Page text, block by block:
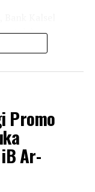
diberkahi
menunaikan
0
bersama-
nyaman, dan
hadir dengan
bermimpi,
depan
[adv/riv]
Promo
Ar-